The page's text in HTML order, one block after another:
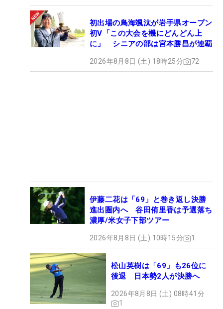
初出場の鳥海颯汰が岩手県オープン
初V「この大会を機にどんどん上
に」 シニアの部は宮本勝昌が連覇
2026年8月8日 (土) 18時25分 72
伊藤二花は「69」と巻き返し決勝
進出圏内へ 谷田侑里香は予選落ち
濃厚/米女子下部ツアー
2026年8月8日 (土) 10時15分 1
松山英樹は「69」も26位に
後退 日本勢2人が決勝へ
2026年8月8日 (土) 08時41分
1